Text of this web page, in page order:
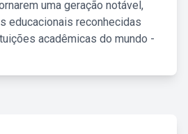
uma geração notável,
educacionais reconhecidas
acadêmicas do mundo -